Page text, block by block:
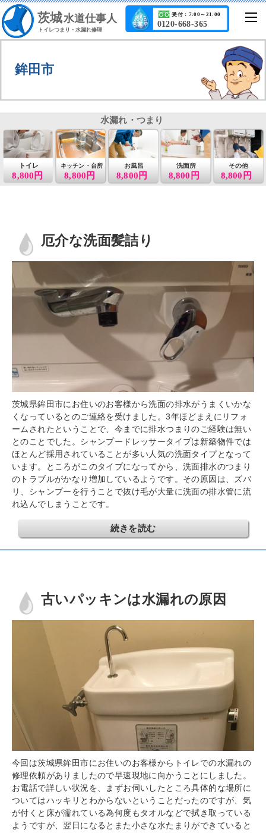
茨城水道仕事人
トイレつまり・水漏れ修理
0120-668-365
受付：7:00～21:00
鉾田市
8,800円
トイレ
8,800円
キッチン・台所 お風呂
8,800円
洗面所
8,800円
その他
8,800円
水漏れ・つまり
厄介な洗面髪詰り
茨城県鉾田市にお住いのお客様から洗面の排水がうまくいかな
くなっているとのご連絡を受けました。3年ほどまえにリフォ
ームされたということで、今までに排水つまりのご経験は無い
とのことでした。シャンプードレッサータイプは新築物件では
ほとんど採用されていることが多い人気の洗面タイプとなって
います。ところがこのタイプになってから、洗面排水のつまり
のトラブルがかなり増加しているようです。その原因は、ズバ
リ、シャンプーを行うことで抜け毛が大量に洗面の排水管に流
れ込んでしまうことです。
続きを読む
古いパッキンは水漏れの原因
今回は茨城県鉾田市にお住いのお客様からトイレでの水漏れの
修理依頼がありましたので早速現地に向かうことにしました。
お電話で詳しい状況を、まずお伺いしたところ具体的な場所に
ついてはハッキリとわからないということだったのですが、気
が付くと床が濡れている為何度もタオルなどで拭き取っている
ようですが、翌日になるとまた小さな水たまりができていると